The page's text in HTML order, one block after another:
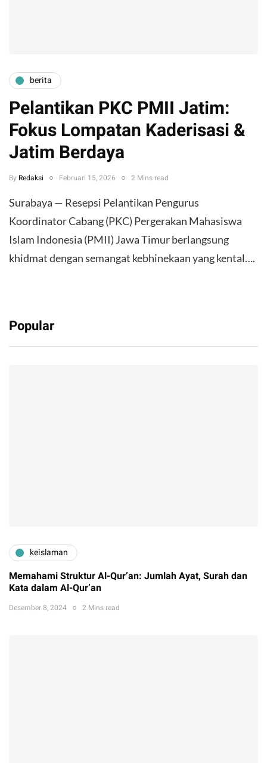
berita
Pelantikan PKC PMII Jatim:
Fokus Lompatan Kaderisasi &
Jatim Berdaya
By Redaksi Februari 15, 2026 2 Mins read
Surabaya — Resepsi Pelantikan Pengurus
Koordinator Cabang (PKC) Pergerakan Mahasiswa
Islam Indonesia (PMII) Jawa Timur berlangsung
khidmat dengan semangat kebhinekaan yang kental….
Popular
keislaman
Memahami Struktur Al-Qur’an: Jumlah Ayat, Surah dan
Kata dalam Al-Qur’an
Desember 8, 2024 2 Mins read